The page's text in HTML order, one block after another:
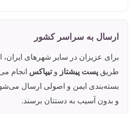
ارسال به سراسر کشور
برای عزیزان در سایر شهرهای
طریق پست پیشتاز وتیپاکس انجام
بسته‌بندی ایمن و اصولی ارسال
و بدون آسیب به دستتان برسند.